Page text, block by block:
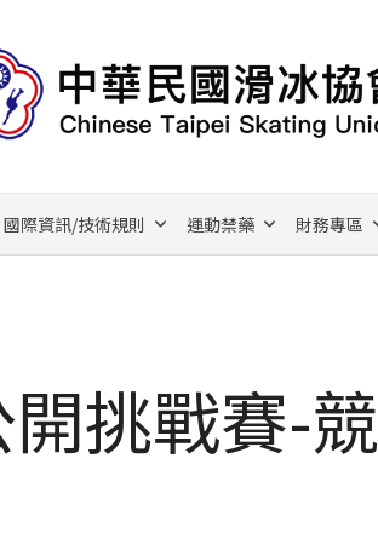
國際資訊/技術規則 運動禁藥 財務專區
挑戰賽-競